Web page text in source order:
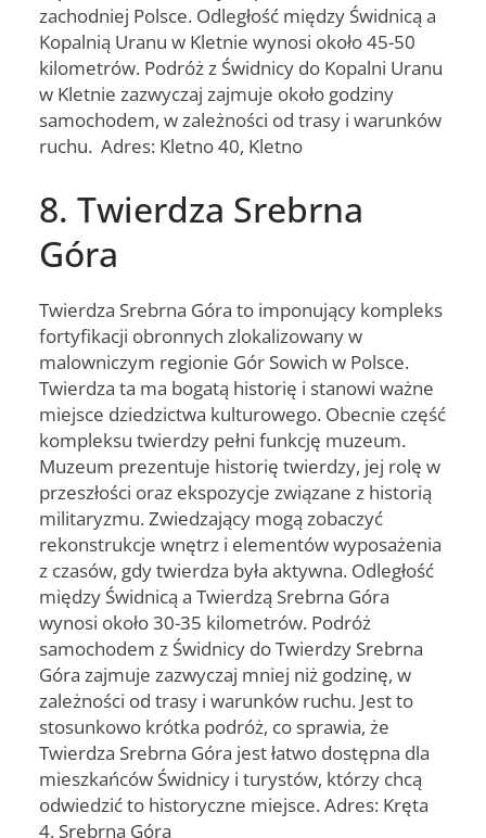
zachodniej Polsce. Odległość między Świdnicą a
Kopalnią Uranu w Kletnie wynosi około 45-50
kilometrów. Podróż z Świdnicy do Kopalni Uranu
w Kletnie zazwyczaj zajmuje około godziny
samochodem, w zależności od trasy i warunków
ruchu. Adres: Kletno 40, Kletno
8. Twierdza Srebrna
Góra
Twierdza Srebrna Góra to imponujący kompleks
fortyfikacji obronnych zlokalizowany w
malowniczym regionie Gór Sowich w Polsce.
Twierdza ta ma bogatą historię i stanowi ważne
miejsce dziedzictwa kulturowego. Obecnie część
kompleksu twierdzy pełni funkcję muzeum.
Muzeum prezentuje historię twierdzy, jej rolę w
przeszłości oraz ekspozycje związane z historią
militaryzmu. Zwiedzający mogą zobaczyć
rekonstrukcje wnętrz i elementów wyposażenia
z czasów, gdy twierdza była aktywna. Odległość
między Świdnicą a Twierdzą Srebrna Góra
wynosi około 30-35 kilometrów. Podróż
samochodem z Świdnicy do Twierdzy Srebrna
Góra zajmuje zazwyczaj mniej niż godzinę, w
zależności od trasy i warunków ruchu. Jest to
stosunkowo krótka podróż, co sprawia, że
Twierdza Srebrna Góra jest łatwo dostępna dla
mieszkańców Świdnicy i turystów, którzy chcą
odwiedzić to historyczne miejsce. Adres: Kręta
4, Srebrna Góra